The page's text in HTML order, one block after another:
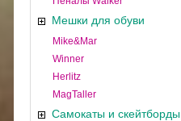
Мешки для обуви
Mike&Mar
Winner
Herlitz
MagTaller
Самокаты и скейтборды